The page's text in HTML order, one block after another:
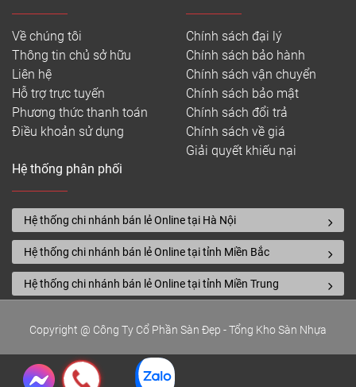
Về chúng tôi
Thông tin chủ sở hữu
Liên hệ
Hỗ trợ trực tuyến
Phương thức thanh toán
Điều khoản sử dụng
Chính sách đại lý
Chính sách bảo hành
Chính sách vận chuyển
Chính sách bảo mật
Chính sách đổi trả
Chính sách về giá
Giải quyết khiếu nại
Hệ thống phân phối
Hệ thống chi nhánh bán lẻ Online tại Hà Nội
Hệ thống chi nhánh bán lẻ Online tại tỉnh Miền Bắc
Hệ thống chi nhánh bán lẻ Online tại tỉnh Miền Trung
Copyright @ Công Ty Cổ Phần Sàn Đẹp - Tổng Kho Sàn Nhựa